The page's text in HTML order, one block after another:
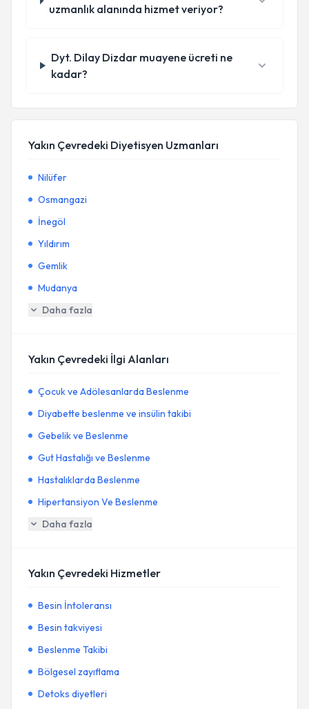
uzmanlık alanında hizmet veriyor?
Dyt. Dilay Dizdar muayene ücreti ne
kadar?
Yakın Çevredeki Diyetisyen Uzmanları
Nilüfer
Osmangazi
İnegöl
Yıldırım
Gemlik
Mudanya
Daha fazla
Yakın Çevredeki İlgi Alanları
Çocuk ve Adölesanlarda Beslenme
Diyabette beslenme ve insülin takibi
Gebelik ve Beslenme
Gut Hastalığı ve Beslenme
Hastalıklarda Beslenme
Hipertansiyon Ve Beslenme
Daha fazla
Yakın Çevredeki Hizmetler
Besin İntoleransı
Besin takviyesi
Beslenme Takibi
Bölgesel zayıflama
Detoks diyetleri